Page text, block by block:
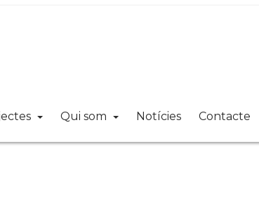
Qui som Notícies Contacte